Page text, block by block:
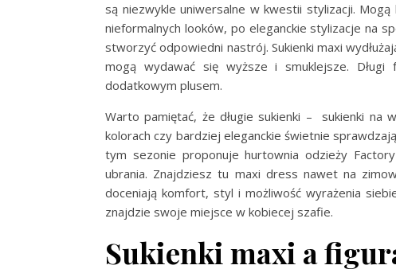
są niezwykle uniwersalne w kwestii stylizacji.
nieformalnych looków, po eleganckie stylizacje na
stworzyć odpowiedni nastrój. Sukienki maxi
mogą wydawać się wyższe i smuklejsze.
dodatkowym plusem.
Warto pamiętać, że długie sukienki – sukienki na
kolorach czy bardziej eleganckie świetnie
tym sezonie proponuje hurtownia odzieży
ubrania. Znajdziesz tu maxi dress nawet na
doceniają komfort, styl i możliwość wyrażenia
znajdzie swoje miejsce w kobiecej szafie.
Sukienki maxi a